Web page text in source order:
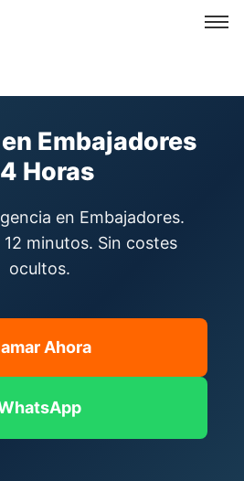
Embajadores
Horas
en Embajadores.
minutos. Sin costes
ocultos.
Ahora